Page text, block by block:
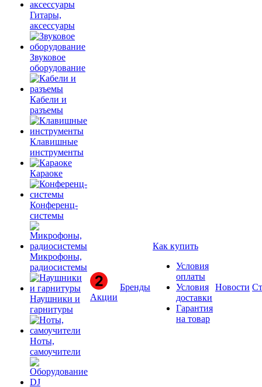
Гитары,
аксессуары
Звуковое
оборудование
Кабели и
разъемы
Клавишные
инструменты
Караоке
Конференц-
системы
Микрофоны,
радиосистемы
Наушники и
гарнитуры
Ноты,
самоучители
Акции
Бренды
Как купить
Условия
оплаты
Условия
доставки
Гарантия
на товар
Новости